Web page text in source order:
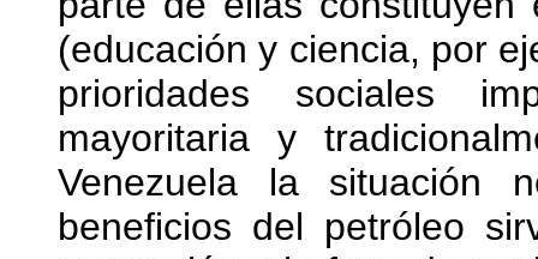
(educación y ciencia, por
prioridades sociales
mayoritaria y
Venezuela la situación
beneficios del petróleo